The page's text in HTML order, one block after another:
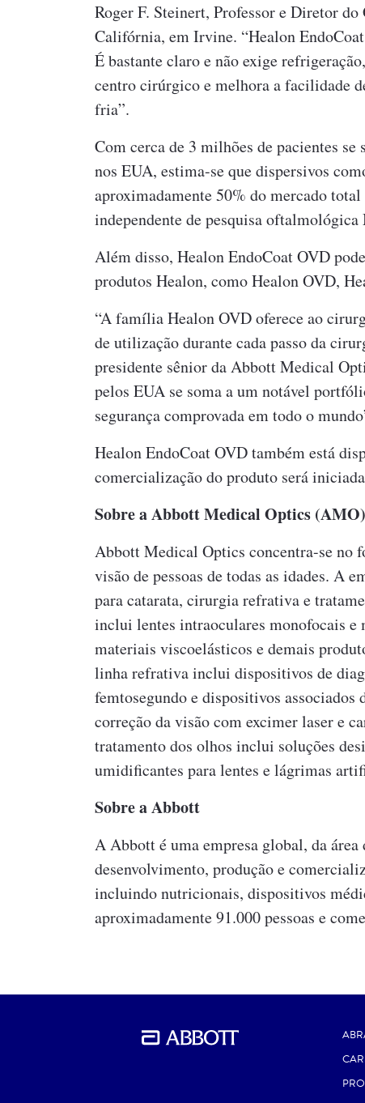
Roger F. Steinert, Professor e Diretor
Califórnia, em Irvine. “Healon
É bastante claro e não exige
centro cirúrgico e melhora a facilidade
fria”.
Com cerca de 3 milhões de pacientes
nos EUA, estima-se que dispersivos
aproximadamente 50% do mercado
independente de pesquisa oftalmológica
Além disso, Healon EndoCoat OVD
produtos Healon, como Healon OVD,
“A família Healon OVD oferece ao
de utilização durante cada passo da
presidente sênior da Abbott Medical
pelos EUA se soma a um notável
segurança comprovada em todo o
Healon EndoCoat OVD também está
comercialização do produto será
Sobre a Abbott Medical Optics (AMO)
Abbott Medical Optics concentra-se no
visão de pessoas de todas as idades. A
para catarata, cirurgia refrativa e
inclui lentes intraoculares monofocais
materiais viscoelásticos e demais
linha refrativa inclui dispositivos de
femtosegundo e dispositivos
correção da visão com excimer laser e
tratamento dos olhos inclui soluções
umidificantes para lentes e lágrimas
Sobre a Abbott
A Abbott é uma empresa global, da área
desenvolvimento, produção e
incluindo nutricionais, dispositivos
aproximadamente 91.000 pessoas e